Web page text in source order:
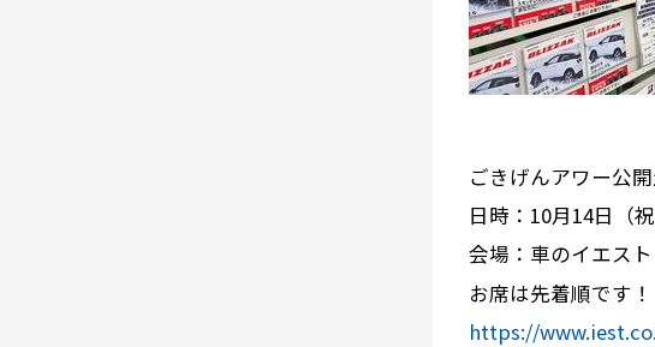
ごきげんアワー公
日時：10月14日（
会場：車のイエスト
お席は先着順です！
https://